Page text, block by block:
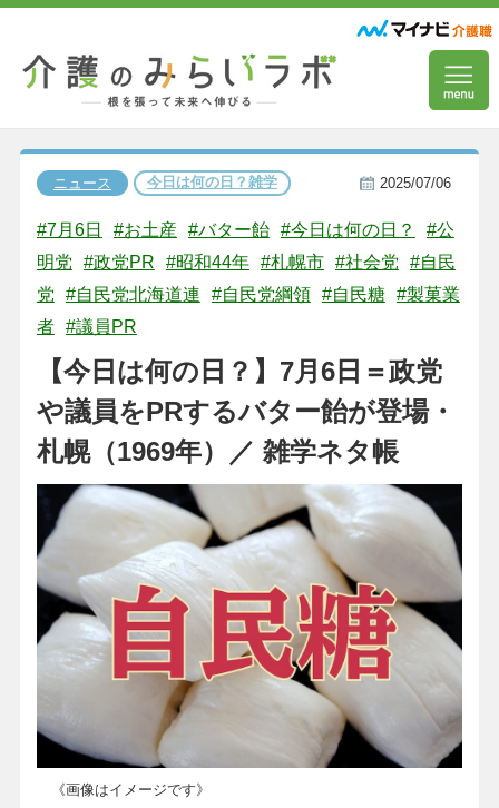
ニュース 今日は何の日？雑学 2025/07/06
#7月6日 #お土産 #バター飴 #今日は何の日？
#公
明党
#政党PR #昭和44年 #札幌市 #社会党
#自民
党
#自民党北海道連 #自民党綱領 #自民糖 #製菓業
者 #議員PR
【今日は何の日？】7月6日＝政党
や議員をPRするバター飴が登場・
札幌（1969年）／ 雑学ネタ帳
《画像はイメージです》